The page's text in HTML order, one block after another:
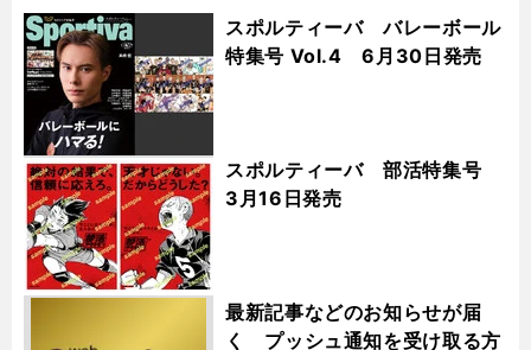
スポルティーバ バレーボール
特集号 Vol.4 6月30日発売
スポルティーバ 部活特集号
3月16日発売
最新記事などのお知らせが届
く プッシュ通知を受け取る方